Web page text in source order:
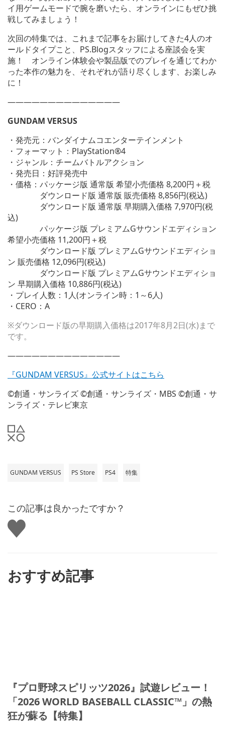
ド
開
く)
イ用ゲームモードで腕を磨いたら、オンラインにもぜひ挑
戦してみましょう！
次回の特集では、これまで記事をお届けしてきた4人のオ
ールドタイプこと、PS.Blogスタッフによる座談会を実
施！ オンライン体験会や製品版でのプレイを通じてわか
った本作の魅力を、それぞれが語り尽くします、お楽しみ
に！
——————————————
GUNDAM VERSUS
・発売元：バンダイナムコエンターテインメント
・フォーマット：PlayStation®4
・ジャンル：チームバトルアクション
・発売日：好評発売中
・価格：パッケージ版 通常版 希望小売価格 8,200円＋税
ダウンロード版 通常版 販売価格 8,856円(税込)
ダウンロード版 通常版 早期購入価格 7,970円(税
込)
パッケージ版 プレミアムGサウンドエディション
希望小売価格 11,200円＋税
ダウンロード版 プレミアムGサウンドエディショ
ン 販売価格 12,096円(税込)
ダウンロード版 プレミアムGサウンドエディショ
ン 早期購入価格 10,886円(税込)
・プレイ人数：1人(オンライン時：1～6人)
・CERO：A
※ダウンロード版の早期購入価格は2017年8月2日(水)まで
です。
——————————————
『GUNDAM VERSUS』公式サイトはこちら
©創通・サンライズ ©創通・サンライズ・MBS ©創通・サ
ンライズ・テレビ東京
GUNDAM VERSUS PS Store PS4 特集
この記事は良かったですか？
い
い
おすすめ記事
『プロ野球スピリッツ2026』試遊レビュー！
「2026 WORLD BASEBALL CLASSIC™」の熱
狂が蘇る【特集】